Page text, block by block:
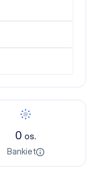
0os.
Bankiet